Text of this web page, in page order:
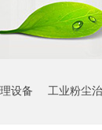
设备 工业粉尘